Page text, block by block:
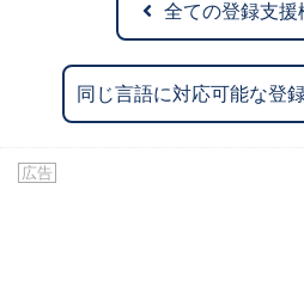
全ての登録支援
同じ言語に対応可能な登
広告